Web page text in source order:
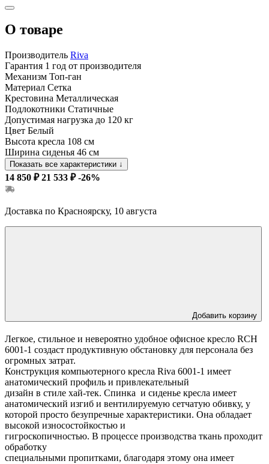
О товаре
Производитель Riva
Гарантия 1 год от производителя
Механизм Топ-ган
Материал Сетка
Крестовина Металлическая
Подлокотники Статичные
Допустимая нагрузка до 120 кг
Цвет Белый
Высота кресла 108 см
Ширина сиденья 46 см
Показать все характеристики ↓
14 850 ₽ 21 533 ₽ -26%
Доставка по Красноярску, 10 августа
Добавить корзину
Легкое, стильное и невероятно удобное офисное кресло RCH
6001-1 создаст продуктивную обстановку для персонала без
огромных затрат.
Конструкция компьютерного кресла Riva 6001-1 имеет
анатомический профиль и привлекательный
дизайн в стиле хай-тек. Спинка и сиденье кресла имеет
анатомический изгиб и вентилируемую сетчатую обивку, у
которой просто безупречные характеристики. Она обладает
высокой износостойкостью и
гигроскопичностью. В процессе производства ткань проходит
обработку
специальными пропитками, благодаря этому она имеет